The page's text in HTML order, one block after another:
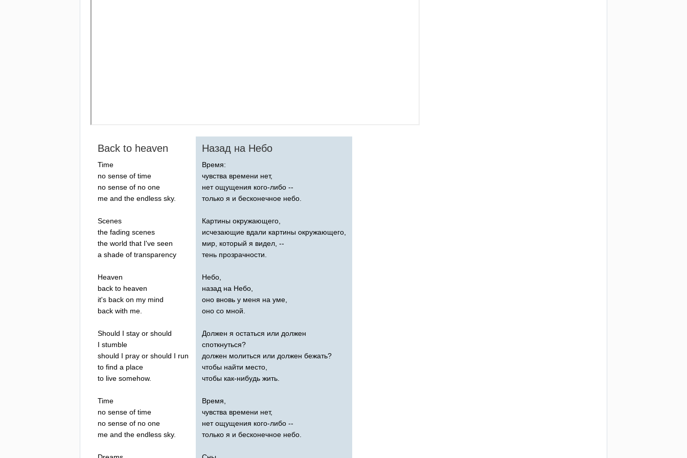
Back to heaven
Time
no sense of time
no sense of no one
me and the endless sky.
Scenes
the fading scenes
the world that I've seen
a shade of transparency
Heaven
back to heaven
it's back on my mind
back with me
Should I stay or should
I stumble
should I pray or should I run
to find a place
to live somehow.
Time
no sense of time
no sense of no one
me and the endless sky.
Назад на Небо
Время:
чувства времени нет,
нет ощущения кого-либо --
только я и бесконечное небо.
Картины окружающего,
исчезающие вдали картины окружающего,
мир, который я видел, --
тень прозрачности.
Небо,
назад на Небо,
оно вновь у меня на уме,
оно со мной.
Должен я остаться или должен
споткнуться?
должен молиться или должен бежать?
чтобы найти место,
чтобы как-нибудь жить.
Время,
чувства времени нет,
нет ощущения кого-либо --
только я и бесконечное небо.